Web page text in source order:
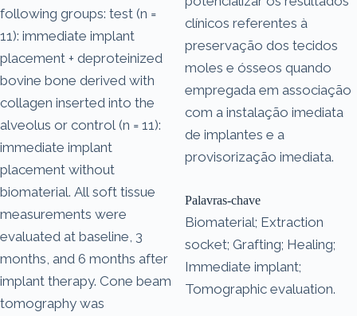
following groups: test (n =
11): immediate implant
placement + deproteinized
bovine bone derived with
collagen inserted into the
alveolus or control (n = 11):
immediate implant
placement without
biomaterial. All soft tissue
measurements were
evaluated at baseline, 3
months, and 6 months after
implant therapy. Cone beam
tomography was
clínicos referentes à
preservação dos tecidos
moles e ósseos quando
empregada em associação
com a instalação imediata
de implantes e a
provisorização imediata.
Palavras-chave
Biomaterial; Extraction
socket; Grafting; Healing;
Immediate implant;
Tomographic evaluation.